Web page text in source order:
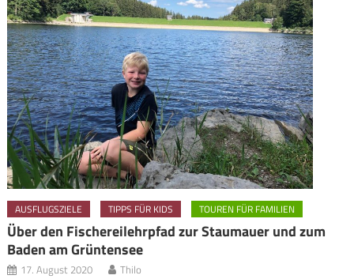
AUSFLUGSZIELE TIPPS FÜR KIDS TOUREN FÜR FAMILIEN
Über den Fischereilehrpfad zur Staumauer und zum
Baden am Grüntensee
17. August 2020 Thilo